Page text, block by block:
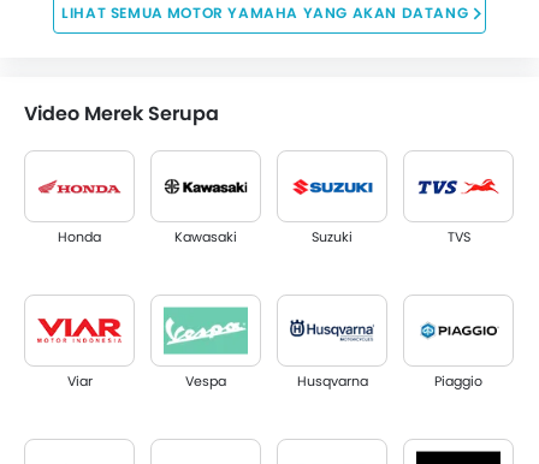
MOTOR YAMAHA YANG AKAN DATANG
Video Merek Serupa
Honda Kawasaki Suzuki TVS
Viar Vespa Husqvarna Piaggio